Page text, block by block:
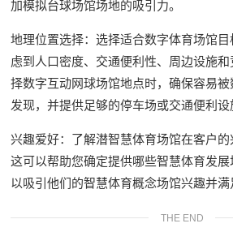
加模拟台球场馆场地的吸引力。
地理位置选择：选择适合数字体育场馆
虑到人口密度、交通便利性、周边设施
择数字互动网球场馆地点时，确保容易
发现，并提供足够的停车场或交通便利设
兴趣爱好：了解潜智慧体育场馆在客户的
这可以帮助您确定提供哪些智慧体育发展
以吸引他们的智慧体育概念场馆兴趣并满
THE END